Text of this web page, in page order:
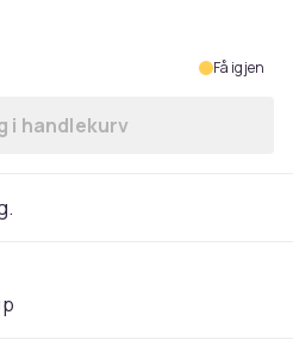
Få igjen
Legg Seler i forskjellige
i handlekurv